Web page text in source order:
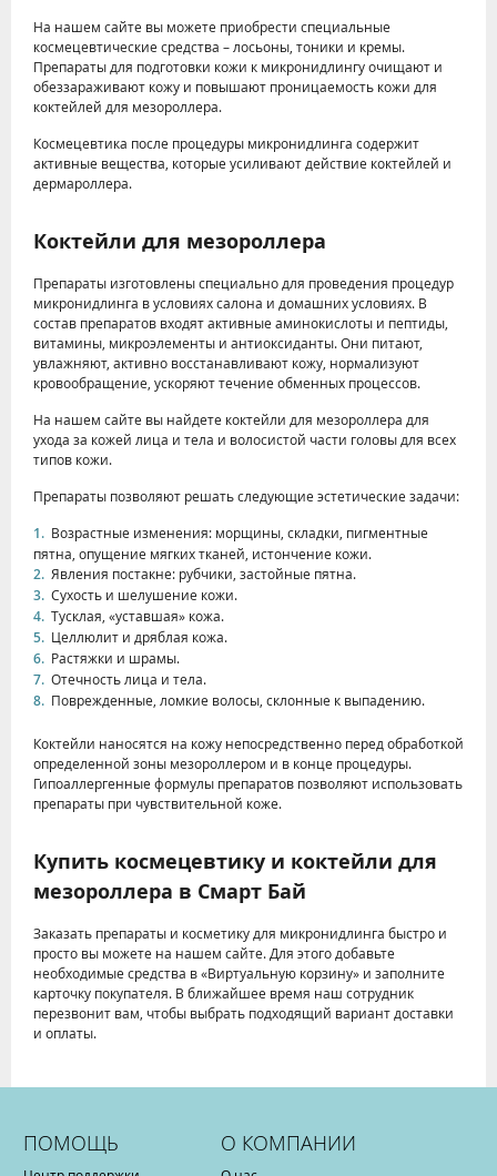
На нашем сайте вы можете приобрести специальные
космецевтические средства – лосьоны, тоники и кремы.
Препараты для подготовки кожи к микронидлингу очищают и
обеззараживают кожу и повышают проницаемость кожи для
коктейлей для мезороллера.
Космецевтика после процедуры микронидлинга содержит
активные вещества, которые усиливают действие коктейлей и
дермароллера.
Коктейли для мезороллера
Препараты изготовлены специально для проведения процедур
микронидлинга в условиях салона и домашних условиях. В
состав препаратов входят активные аминокислоты и пептиды,
витамины, микроэлементы и антиоксиданты. Они питают,
увлажняют, активно восстанавливают кожу, нормализуют
кровообращение, ускоряют течение обменных процессов.
На нашем сайте вы найдете коктейли для мезороллера для
ухода за кожей лица и тела и волосистой части головы для всех
типов кожи.
Препараты позволяют решать следующие эстетические задачи:
Возрастные изменения: морщины, складки, пигментные
пятна, опущение мягких тканей, истончение кожи.
Явления постакне: рубчики, застойные пятна.
Сухость и шелушение кожи.
Тусклая, «уставшая» кожа.
Целлюлит и дряблая кожа.
Растяжки и шрамы.
Отечность лица и тела.
Поврежденные, ломкие волосы, склонные к выпадению.
Коктейли наносятся на кожу непосредственно перед обработкой
определенной зоны мезороллером и в конце процедуры.
Гипоаллергенные формулы препаратов позволяют использовать
препараты при чувствительной коже.
Купить космецевтику и коктейли для
мезороллера в Смарт Бай
Заказать препараты и косметику для микронидлинга быстро и
просто вы можете на нашем сайте. Для этого добавьте
необходимые средства в «Виртуальную корзину» и заполните
карточку покупателя. В ближайшее время наш сотрудник
перезвонит вам, чтобы выбрать подходящий вариант доставки
и оплаты.
ПОМОЩЬ О КОМПАНИИ